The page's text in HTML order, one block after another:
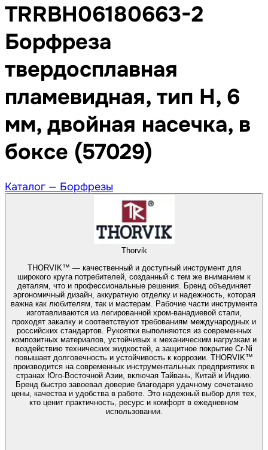
TRRBH06180663-2
Борфреза
твердосплавная
пламевидная, тип H, 6
мм, двойная насечка, в
боксе (57029)
Каталог — Борфрезы
Thorvik
THORVIK™ — качественный и доступный инструмент для
широкого круга потребителей, созданный с тем же вниманием к
деталям, что и профессиональные решения. Бренд объединяет
эргономичный дизайн, аккуратную отделку и надежность, которая
важна как любителям, так и мастерам. Рабочие части инструмента
изготавливаются из легированной хром-ванадиевой стали,
проходят закалку и соответствуют требованиям международных и
российских стандартов. Рукоятки выполняются из современных
композитных материалов, устойчивых к механическим нагрузкам и
воздействию технических жидкостей, а защитное покрытие Cr-Ni
повышает долговечность и устойчивость к коррозии. THORVIK™
производится на современных инструментальных предприятиях в
странах Юго-Восточной Азии, включая Тайвань, Китай и Индию.
Бренд быстро завоевал доверие благодаря удачному сочетанию
цены, качества и удобства в работе. Это надежный выбор для тех,
кто ценит практичность, ресурс и комфорт в ежедневном
использовании.